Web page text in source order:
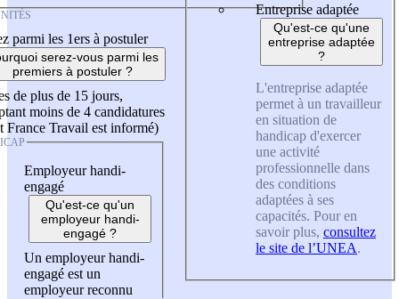
parmi les 1ers à postuler
serez-vous parmi les
premiers à postuler ?
de plus de 15 jours,
moins de 4 candidatures
France Travail est informé)
Employeur handi-
engagé
Qu'est-ce qu'un
employeur handi-
engagé ?
Un employeur handi-
engagé est un
employeur reconnu
Entreprise adaptée
Qu'est-ce qu'une
entreprise adaptée
?
L'entreprise adaptée
permet à un travailleur
en situation de
handicap d'exercer
une activité
professionnelle dans
des conditions
adaptées à ses
capacités. Pour en
savoir plus, consultez
le site de l’UNEA.